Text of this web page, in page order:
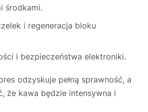
środkami.
i regeneracja bloku
i bezpieczeństwa elektroniki.
odzyskuje pełną sprawność, a
że kawa będzie intensywna i